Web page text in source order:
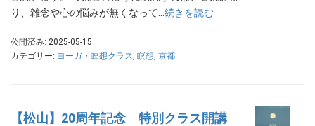
り、雑念や心の悩みが無くなって… 続きを読む
公開済み: 2025-05-15
カテゴリー: ヨーガ・瞑想クラス, 瞑想, 京都
【松山】20周年記念 特別クラス開講